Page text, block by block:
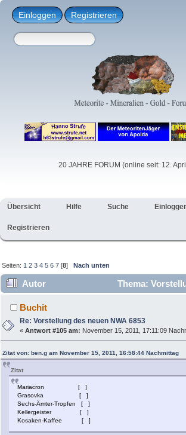
Einloggen Registrieren
20 JAHRE FORUM (online seit: 12.
Übersicht Hilfe Suche
Registrieren
Seiten: 1 2 3 4 5 6 7 [8]Nach unten
Autor
Thema:
NWA 6853 (Gelesen 37277 mal)
Buchit
Re: Vorstellung des neuen NWA 6853
«Antwort #105 am: November 15, 2011, 17:11:09
Zitat von: ben.g am November 15, 2011, 16:58:44 Nachmittag
Zitat
Mariacron [ ]
Grasovka [ ]
Sechs-Ämter-Tropfen [ ]
Kellergeister [ ]
Kosaken-Kaffee [ ]